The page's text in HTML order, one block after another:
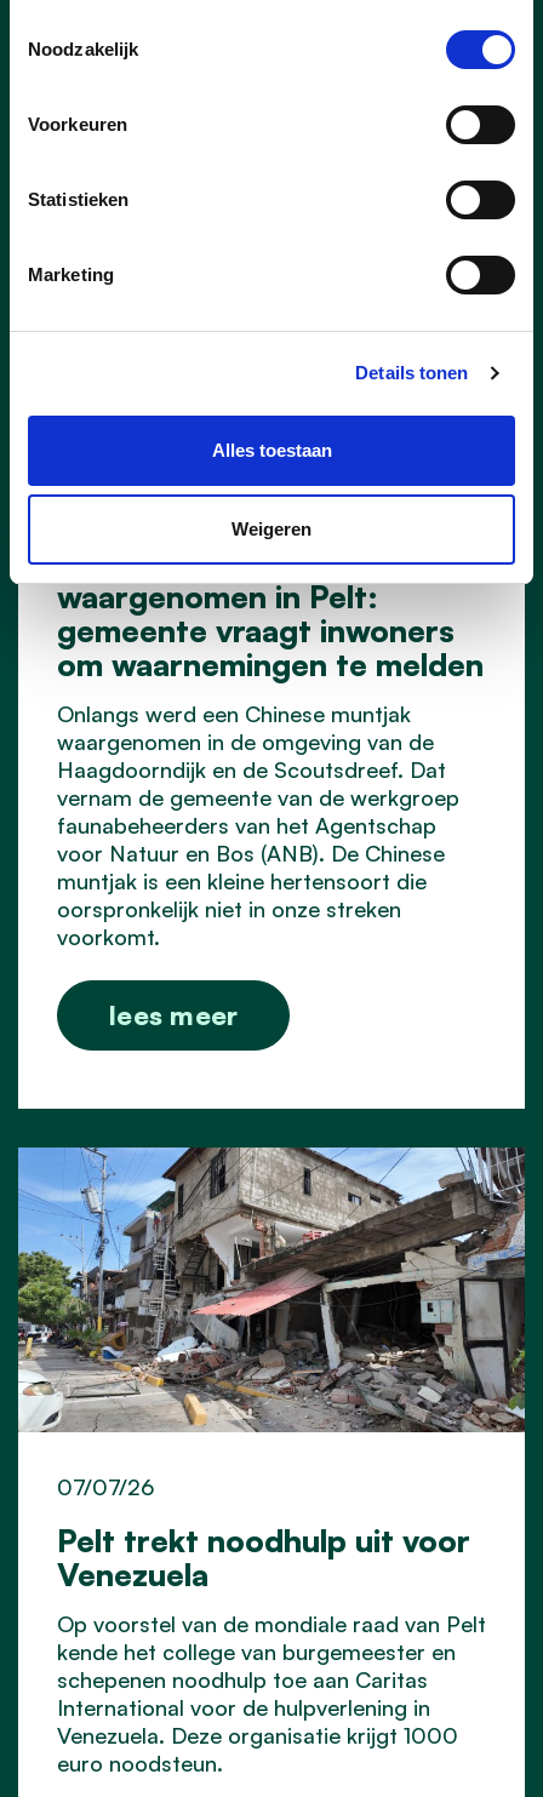
Noodzakelijk
Voorkeuren
Statistieken
Marketing
Details tonen
Alles toestaan
Weigeren
lees meer
Chinese muntjak
waargenomen in Pelt:
gemeente vraagt inwoners
om waarnemingen te melden
Onlangs werd een Chinese muntjak
waargenomen in de omgeving van de
Haagdoorndijk en de Scoutsdreef. Dat
vernam de gemeente van de werkgroep
faunabeheerders van het Agentschap
voor Natuur en Bos (ANB). De Chinese
muntjak is een kleine hertensoort die
oorspronkelijk niet in onze streken
voorkomt.
lees meer
Pelt trekt noodhulp uit voor
Venezuela
07/07/26
Op voorstel van de mondiale raad van Pelt
kende het college van burgemeester en
schepenen noodhulp toe aan Caritas
International voor de hulpverlening in
Venezuela. Deze organisatie krijgt 1000
euro noodsteun.